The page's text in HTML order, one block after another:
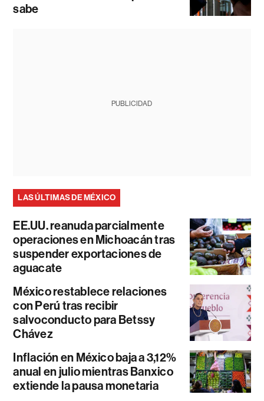
sabe
PUBLICIDAD
LAS ÚLTIMAS DE MÉXICO
EE.UU. reanuda parcialmente
operaciones en Michoacán tras
suspender exportaciones de
aguacate
México restablece relaciones
con Perú tras recibir
salvoconducto para Betssy
Chávez
Inflación en México baja a 3,12%
anual en julio mientras Banxico
extiende la pausa monetaria